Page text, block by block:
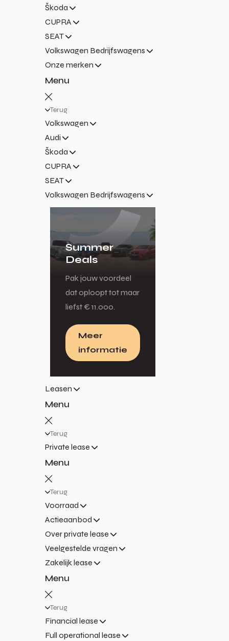
Škoda
CUPRA
SEAT
Volkswagen Bedrijfswagens
Onze merken
Menu
Terug
Volkswagen
Audi
Škoda
CUPRA
SEAT
Volkswagen Bedrijfswagens
Summer
Deals
Pak jouw voordeel
dat oploopt tot maar
liefst € 11.000.
Meer
informatie
Leasen
Menu
Terug
Private lease
Menu
Terug
Voorraad
Actieaanbod
Over private lease
Veelgestelde vragen
Zakelijk lease
Menu
Terug
Financial lease
Full operational lease